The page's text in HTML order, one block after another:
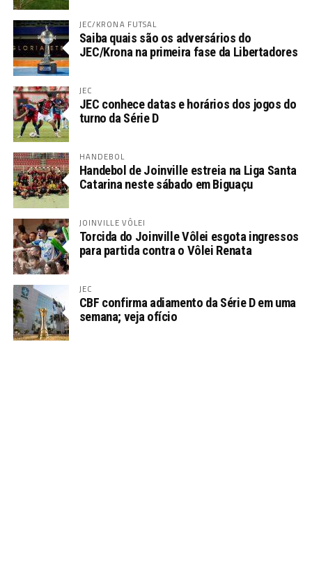
JEC/KRONA FUTSAL
Saiba quais são os adversários do
JEC/Krona na primeira fase da Libertadores
JEC
JEC conhece datas e horários dos jogos do
turno da Série D
HANDEBOL
Handebol de Joinville estreia na Liga Santa
Catarina neste sábado em Biguaçu
JOINVILLE VÔLEI
Torcida do Joinville Vôlei esgota ingressos
para partida contra o Vôlei Renata
JEC
CBF confirma adiamento da Série D em uma
semana; veja ofício